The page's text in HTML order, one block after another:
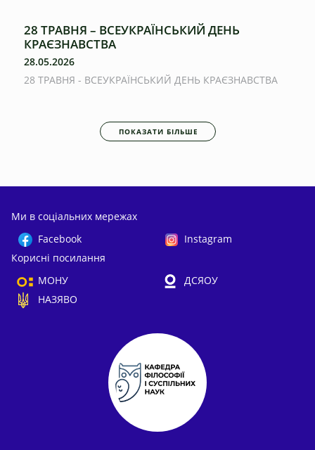
28 ТРАВНЯ – ВСЕУКРАЇНСЬКИЙ ДЕНЬ
КРАЄЗНАВСТВА
28.05.2026
28 ТРАВНЯ - ВСЕУКРАЇНСЬКИЙ ДЕНЬ КРАЄЗНАВСТВА
ПОКАЗАТИ БІЛЬШЕ
Ми в соціальних мережах
Facebook
Instagram
Корисні посилання
МОНУ
ДСЯОУ
НАЗЯВО